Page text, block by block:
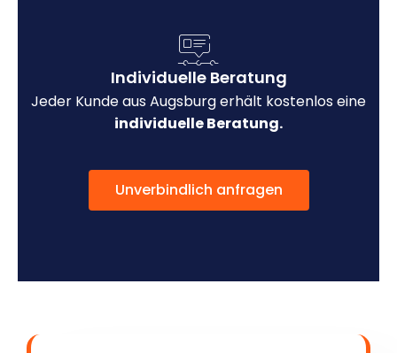
Individuelle Beratung
Jeder Kunde aus Augsburg erhält kostenlos eine
individuelle Beratung.
Unverbindlich anfragen